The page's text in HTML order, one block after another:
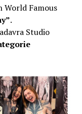
World Famous
.
Studio